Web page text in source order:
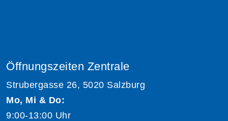
Öffnungszeiten Zentrale
Strubergasse 26, 5020 Salzburg
Mo, Mi & Do:
9:00-13:00 Uhr